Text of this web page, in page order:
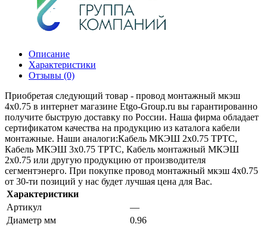
Описание
Характеристики
Отзывы (0)
Приобретая следующий товар - провод монтажный мкэш
4х0.75 в интернет магазине Etgo-Group.ru вы гарантированно
получите быструю доставку по России. Наша фирма обладает
сертификатом качества на продукцию из каталога кабели
монтажные. Наши аналоги:Кабель МКЭШ 2х0.75 ТРТС,
Кабель МКЭШ 3х0.75 ТРТС, Кабель монтажный МКЭШ
2х0.75 или другую продукцию от производителя
сегментэнерго. При покупке провод монтажный мкэш 4х0.75
от 30-ти позиций у нас будет лучшая цена для Вас.
Характеристики
Артикул
—
Диаметр мм
0.96